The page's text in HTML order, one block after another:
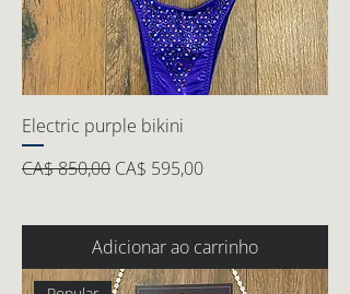
Electric purple bikini
Preço normal
CA$ 850,00 Preço promocional
CA$ 595,00
Adicionar ao carrinho